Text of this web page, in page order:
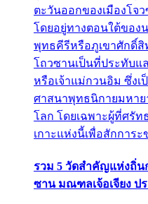
ตะวันออกของเมืองโจ
โดยอยู่ทางตอนใต้ของ
พุทธคีรีหรือภูเขาศักดิ์
โถวซานเป็นที่ประทับแ
หรือเจ้าแม่กวนอิม ซึ่ง
ศาสนาพุทธนิกายมหา
โลก โดยเฉพาะผู้ที่ศรัท
เกาะแห่งนี้เพื่อสักการ
รวม 5 วัดสำคัญแห่งถิ่น
ซาน มณฑลเจ้อเจียง ป